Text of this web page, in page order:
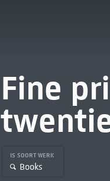
Fine
IS SOORT WERK
Books